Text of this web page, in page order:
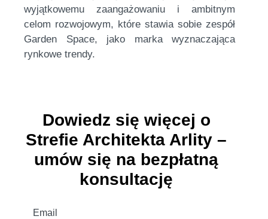
wyjątkowemu zaangażowaniu i ambitnym
celom rozwojowym, które stawia sobie zespół
Garden Space, jako marka wyznaczająca
rynkowe trendy.
Dowiedz się więcej o
Strefie Architekta Arlity –
umów się na bezpłatną
konsultację
Email